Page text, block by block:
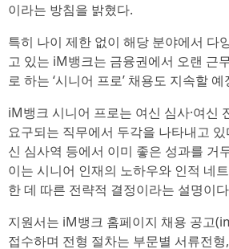
이라는 방침을 밝혔다.
특히 나이 제한 없이 해당 분야에서 다
고 있는 iM뱅크는 금융권에서 오랜 근
로 하는 ‘시니어 프로’ 채용도 지속할 예
iM뱅크 시니어 프로는 여신 심사·여신
요구되는 직무에서 두각을 나타내고
신 심사역 등에서 이미 좋은 성과를 거
이는 시니어 인재의 노하우와 인적 네
한 데 따른 전략적 결정이라는 설명이
지원서는 iM뱅크 홈페이지 채용 공고
접수하며 전형 절차는 부문별 서류전